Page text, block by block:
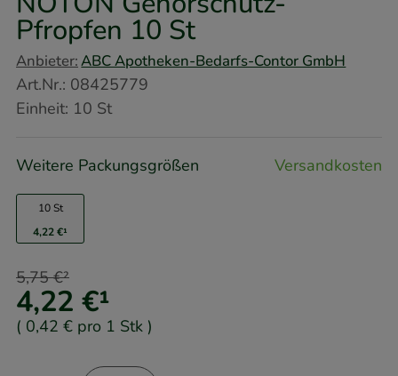
Pfropfen 10 St
Anbieter:ABC Apotheken-Bedarfs-Contor GmbH
Art.Nr.: 08425779
Einheit: 10 St
Weitere Packungsgrößen Versandkosten
10 St
4,22 €¹
4,22 €¹
5,75 €²
( 0,42 € pro 1 Stk )